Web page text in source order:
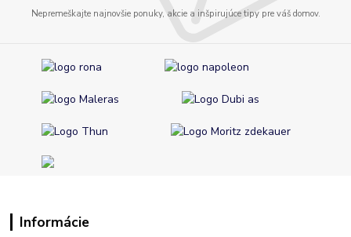
Nepremeškajte najnovšie ponuky, akcie a inšpirujúce tipy pre váš domov.
Informácie